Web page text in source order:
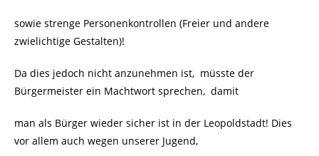
sowie strenge Personenkontrollen (Freier und andere
zwielichtige Gestalten)!
Da dies jedoch nicht anzunehmen ist, müsste der
Bürgermeister ein Machtwort sprechen, damit
man als Bürger wieder sicher ist in der Leopoldstadt! Dies
vor allem auch wegen unserer Jugend,